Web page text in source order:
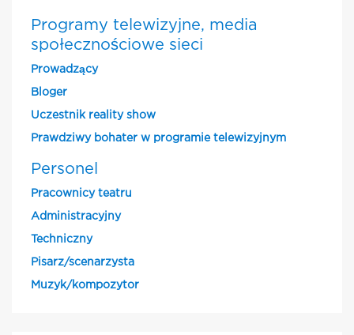
Programy telewizyjne, media
społecznościowe sieci
Prowadzący
Bloger
Uczestnik reality show
Prawdziwy bohater w programie telewizyjnym
Personel
Pracownicy teatru
Administracyjny
Techniczny
Pisarz/scenarzysta
Muzyk/kompozytor